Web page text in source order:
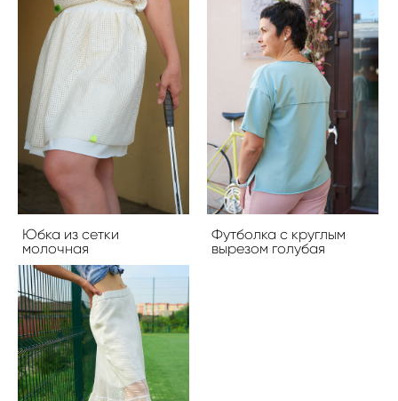
Юбка из сетки
молочная
Футболка с круглым
вырезом голубая